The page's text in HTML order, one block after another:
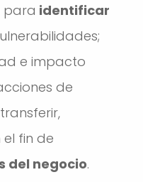
para identificar
e impacto
de
fin de
del negocio.